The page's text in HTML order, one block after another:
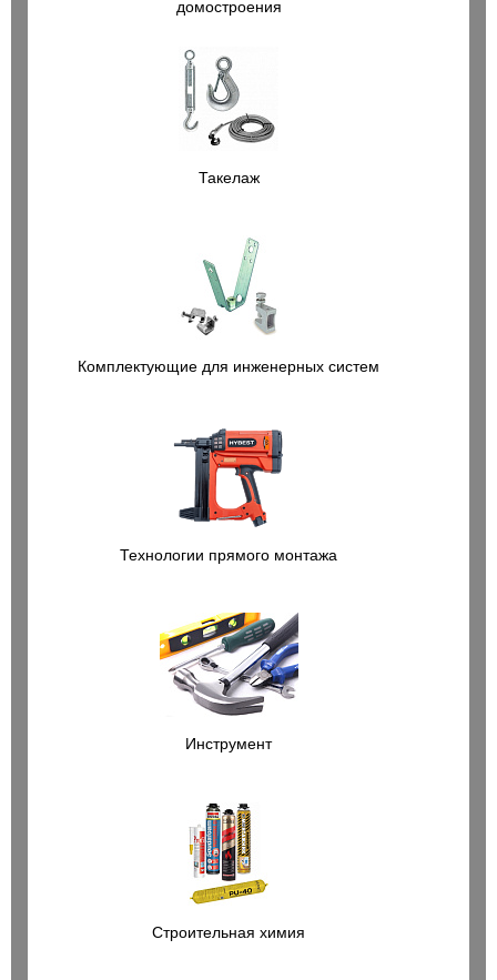
домостроения
Такелаж
Комплектующие для инженерных систем
Технологии прямого монтажа
Инструмент
Строительная химия